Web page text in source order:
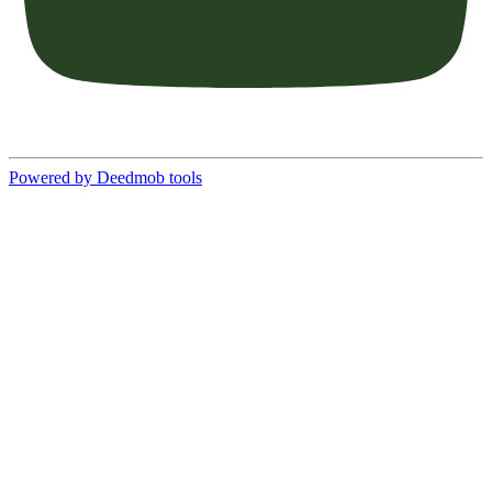
Powered by Deedmob tools